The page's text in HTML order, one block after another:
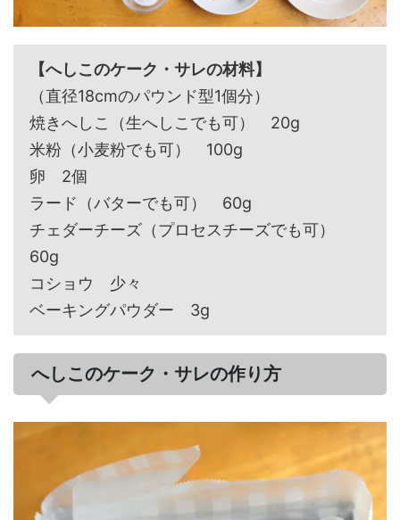
【へしこのケーク・サレの材料】
（直径18cmのパウンド型1個分）
焼きへしこ（生へしこでも可） 20g
米粉（小麦粉でも可） 100g
卵 2個
ラード（バターでも可） 60g
チェダーチーズ（プロセスチーズでも可）
60g
コショウ 少々
ベーキングパウダー 3g
へしこのケーク・サレの作り方